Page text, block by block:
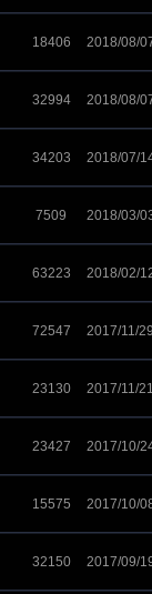
18406 2018/08/
32994 2018/08/
34203 2018/07/
7509 2018/03/
63223 2018/02/
72547 2017/11/29
23130 2017/11/21
23427 2017/10/
15575 2017/10/
32150 2017/09/